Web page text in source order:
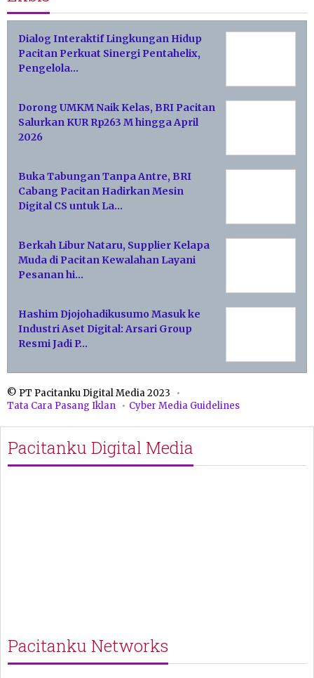
Dialog Interaktif Lingkungan Hidup
Pacitan Perkuat Sinergi Pentahelix,
Pengelola…
Dorong UMKM Naik Kelas, BRI Pacitan
Salurkan KUR Rp263 M hingga April
2026
Buka Tabungan Tanpa Antre, BRI
Cabang Pacitan Hadirkan Mesin
Digital CS untuk La…
Berkah Libur Nataru, Supplier Kelapa
Muda di Pacitan Kewalahan Layani
Pesanan hi…
Hashim Djojohadikusumo Masuk ke
Industri Aset Digital: Arsari Group
Resmi Jadi P…
© PT Pacitanku Digital Media 2023
Tata Cara Pasang Iklan
Cyber Media Guidelines
Pacitanku Digital Media
Pacitanku Networks